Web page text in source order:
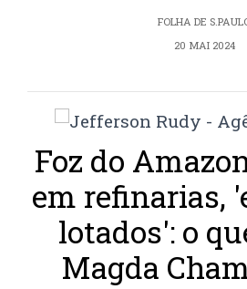
FOLHA DE
20 MAI 2024
Foz do
em refinarias,
lotados': o
Magda